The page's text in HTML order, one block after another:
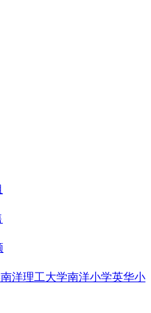
南洋理工大学南洋小学英华小